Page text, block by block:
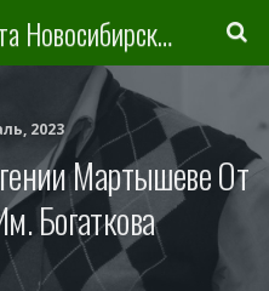
Литературная карта Новосибирска и Новосибирской области
2023
Мартышеве От
Богаткова